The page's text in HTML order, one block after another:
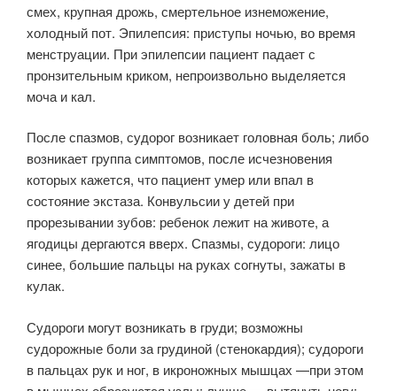
смех, крупная дрожь, смертельное изнеможение,
холодный пот. Эпилепсия: приступы ночью, во время
менструации. При эпилепсии пациент падает с
пронзительным криком, непроизвольно выделяется
моча и кал.
После спазмов, судорог возникает головная боль; либо
возникает группа симптомов, после исчезновения
которых кажется, что пациент умер или впал в
состояние экстаза. Конвульсии у детей при
прорезывании зубов: ребенок лежит на животе, а
ягодицы дергаются вверх. Спазмы, судороги: лицо
синее, большие пальцы на руках согнуты, зажаты в
кулак.
Судороги могут возникать в груди; возможны
судорожные боли за грудиной (стенокардия); судороги
в пальцах рук и ног, в икроножных мышцах —при этом